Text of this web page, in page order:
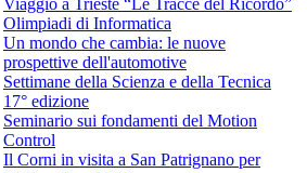
Viaggio a Trieste “Le Tracce del Ricordo”
Olimpiadi di Informatica
Un mondo che cambia: le nuove
prospettive dell'automotive
Settimane della Scienza e della Tecnica
17° edizione
Seminario sui fondamenti del Motion
Control
Il Corni in visita a San Patrignano per